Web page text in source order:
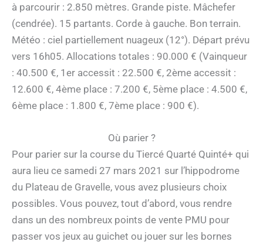
à parcourir : 2.850 mètres. Grande piste. Mâchefer
(cendrée). 15 partants. Corde à gauche. Bon terrain.
Météo : ciel partiellement nuageux (12°). Départ prévu
vers 16h05. Allocations totales : 90.000 € (Vainqueur
: 40.500 €, 1er accessit : 22.500 €, 2ème accessit :
12.600 €, 4ème place : 7.200 €, 5ème place : 4.500 €,
6ème place : 1.800 €, 7ème place : 900 €).
Où parier ?
Pour parier sur la course du Tiercé Quarté Quinté+ qui
aura lieu ce samedi 27 mars 2021 sur l’hippodrome
du Plateau de Gravelle, vous avez plusieurs choix
possibles. Vous pouvez, tout d’abord, vous rendre
dans un des nombreux points de vente PMU pour
passer vos jeux au guichet ou jouer sur les bornes